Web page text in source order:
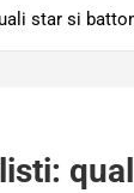
star si